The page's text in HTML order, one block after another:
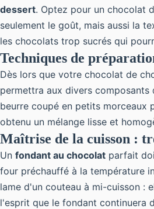
dessert. Optez pour un chocolat
seulement le goût, mais aussi la
les chocolats trop sucrés qui
Techniques de
Dès lors que votre chocolat de
permettra aux divers composants
beurre coupé en petits morceaux
obtenu un mélange lisse et
Maîtrise de la cuisson :
Un fondant au chocolat parfait
four préchauffé à la température
lame d'un couteau à mi-cuisson :
l'esprit que le fondant continuera